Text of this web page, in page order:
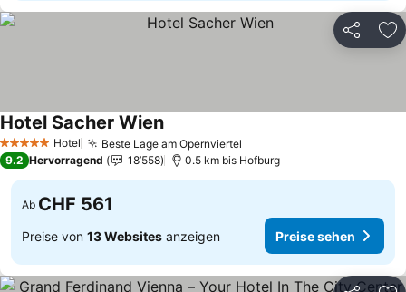
Teilen
5 Sterne Hotel Beste Lage am Opernviertel
Hotel Sacher Wien
9.2 Hervorragend 18’558 0.5 km bis Hofburg
Ab CHF 561
Preise von 13 Websites anzeigen Preise sehen